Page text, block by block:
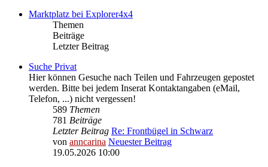
Marktplatz bei Explorer4x4
Themen
Beiträge
Letzter Beitrag
Suche Privat
Hier können Gesuche nach Teilen und Fahrzeugen gepostet
werden. Bitte bei jedem Inserat Kontaktangaben (eMail,
Telefon, ...) nicht vergessen!
589 Themen
781 Beiträge
Letzter Beitrag Re: Frontbügel in Schwarz
von anncarina Neuester Beitrag
19.05.2026 10:00